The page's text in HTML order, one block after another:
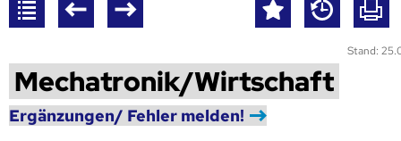
Stand:
Mechatronik/Wirtschaft
Ergänzungen/ Fehler melden!